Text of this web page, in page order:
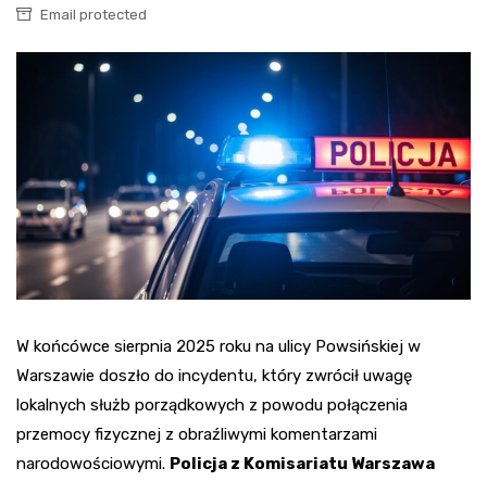
Email protected
W końcówce sierpnia 2025 roku na ulicy Powsińskiej w
Warszawie doszło do incydentu, który zwrócił uwagę
lokalnych służb porządkowych z powodu połączenia
przemocy fizycznej z obraźliwymi komentarzami
narodowościowymi. Policja z Komisariatu Warszawa